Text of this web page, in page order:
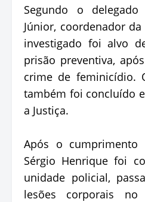
Segundo o delegado
Júnior, coordenador
investigado foi alvo
prisão preventiva,
crime de feminicídio.
também foi concluído
a Justiça.
Após o cumprimento
Sérgio Henrique foi
unidade policial,
lesões corporais no